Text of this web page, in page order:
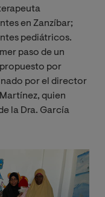
en Zanzíbar;
pediátricos.
paso de un
por
por el director
quien
la Dra. García